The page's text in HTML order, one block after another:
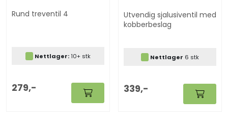
Rund treventil 4
Nettlager:10+ stk
279,-
Utvendig sjalusiventil med
kobberbeslag
Nettlager 6 stk
339,-